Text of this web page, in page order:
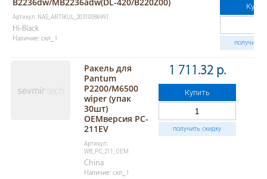
Артикул: NAS_ARTIKUL_20310086991
Hi-Black
Наличие: скл_1
получить
Ракель для
Pantum
P2200/M6500
wiper (упак
30шт)
OEMверсия PC-
211EV
Артикул:
WB_PC_211_OEM
China
Наличие: скл_1
1 711.32 р.
Купить
получить скидку